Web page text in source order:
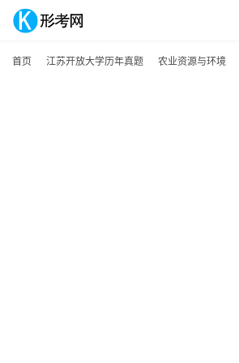
首页 江苏开放大学历年真题 农业资源与环境